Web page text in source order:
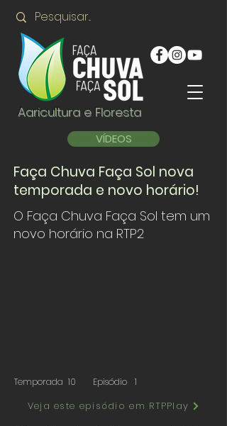
Agricultura e Floresta
VÍDEOS
Faça Chuva Faça Sol nova
temporada e novo horário!
O Faça Chuva Faça Sol tem um
novo horário na RTP2
Temporada 10 Episódio 1
Veja este episódio em RTPPlay